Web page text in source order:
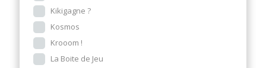
Kikigagne ?
Kosmos
Krooom !
La Boite de Jeu